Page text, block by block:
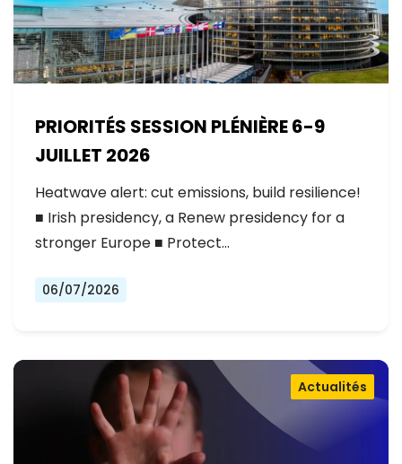
PRIORITÉS SESSION PLÉNIÈRE 6-9
JUILLET 2026
Heatwave alert: cut emissions, build resilience!
■ Irish presidency, a Renew presidency for a
stronger Europe ■ Protect…
06/07/2026
Actualités